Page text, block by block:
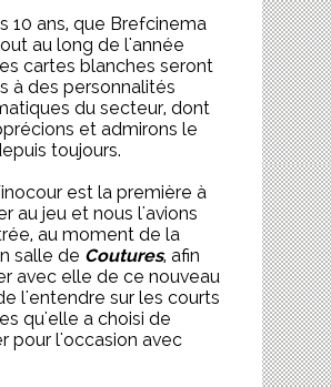
10 ans, que Brefcinema
au long de l'année
cartes blanches seront
à des personnalités
du secteur, dont
et admirons le
toujours.
est la première à
au jeu et nous l'avions
au moment de la
salle de Coutures, afin
avec elle de ce nouveau
l'entendre sur les courts
qu'elle a choisi de
pour l'occasion avec